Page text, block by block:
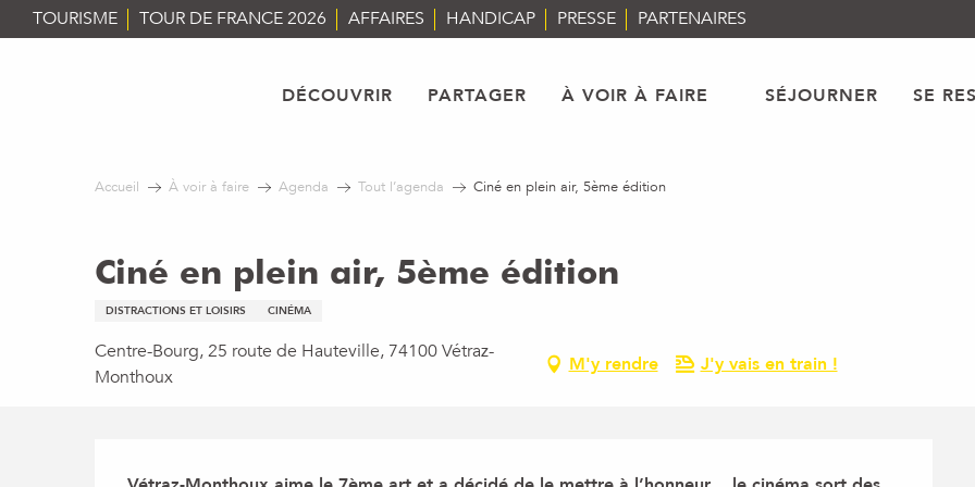
Aller
au
TOURISME TOUR DE FRANCE 2026 AFFAIRES HANDICAP PRESSE PARTENAIRES
DÉCOUVRIR PARTAGER À VOIR À FAIRE SÉJOURNER SE
Accueil À voir à faire Agenda Tout l’agenda Ciné en plein air, 5ème édition
Ciné en plein air, 5ème édition
DISTRACTIONS ET LOISIRS CINÉMA
Centre-Bourg, 25 route de Hauteville, 74100 Vétraz-
Monthoux
M'y rendre J'y vais en train !
Description